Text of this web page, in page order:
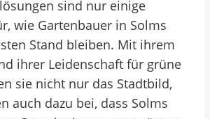
sind nur einige
wie Gartenbauer in Solms
Stand bleiben. Mit ihrem
ihrer Leidenschaft für grüne
sie nicht nur das Stadtbild,
auch dazu bei, dass Solms